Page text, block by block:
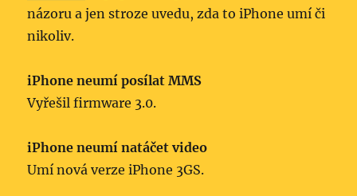
názoru a jen stroze uvedu, zda to iPhone umí či
nikoliv.
iPhone neumí posílat MMS
Vyřešil firmware 3.0.
iPhone neumí natáčet video
Umí nová verze iPhone 3GS.